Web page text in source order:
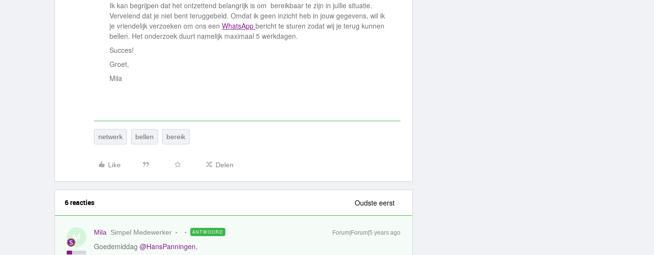
Ik kan begrijpen dat het ontzettend belangrijk is om bereikbaar te zijn in jullie situatie.
Vervelend dat je niet bent teruggebeld. Omdat ik geen inzicht heb in jouw gegevens, wil ik
je vriendelijk verzoeken om ons een WhatsApp bericht te sturen zodat wij je terug kunnen
bellen. Het onderzoek duurt namelijk maximaal 5 werkdagen.
Succes!
Groet,
Mila
netwerk bellen bereik
Like Delen
6 reacties Oudste eerst
M Mila Simpel Medewerker ANTWOORD Forum|Forum|5 years ago
Goedemiddag @HansPanningen,